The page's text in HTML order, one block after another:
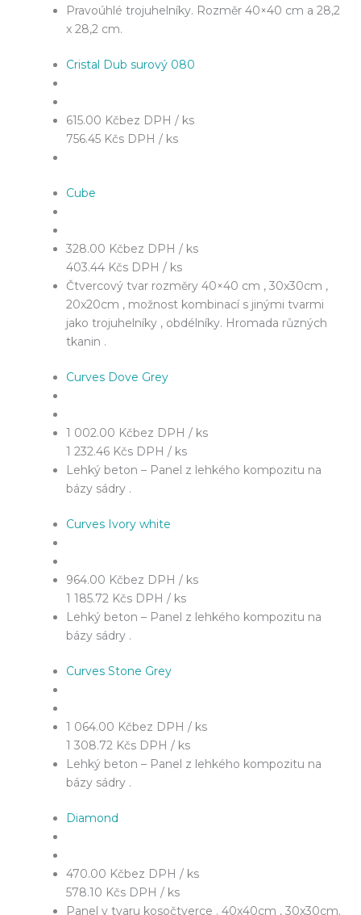
Pravoúhlé trojuhelníky. Rozměr 40×40 cm a 28,2
x 28,2 cm.
Cristal Dub surový 080
615.00 Kčbez DPH / ks
756.45 Kčs DPH / ks
Cube
328.00 Kčbez DPH / ks
403.44 Kčs DPH / ks
Čtvercový tvar rozměry 40×40 cm , 30x30cm ,
20x20cm , možnost kombinací s jinými tvarmi
jako trojuhelníky , obdélníky. Hromada různých
tkanin .
Curves Dove Grey
1 002.00 Kčbez DPH / ks
1 232.46 Kčs DPH / ks
Lehký beton – Panel z lehkého kompozitu na
bázy sádry .
Curves Ivory white
964.00 Kčbez DPH / ks
1 185.72 Kčs DPH / ks
Lehký beton – Panel z lehkého kompozitu na
bázy sádry .
Curves Stone Grey
1 064.00 Kčbez DPH / ks
1 308.72 Kčs DPH / ks
Lehký beton – Panel z lehkého kompozitu na
bázy sádry .
Diamond
470.00 Kčbez DPH / ks
578.10 Kčs DPH / ks
Panel v tvaru kosočtverce . 40x40cm , 30x30cm.